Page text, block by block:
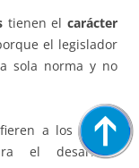
tienen el carácter
el legislador
sola norma y no
a los títulos
el desarrollo